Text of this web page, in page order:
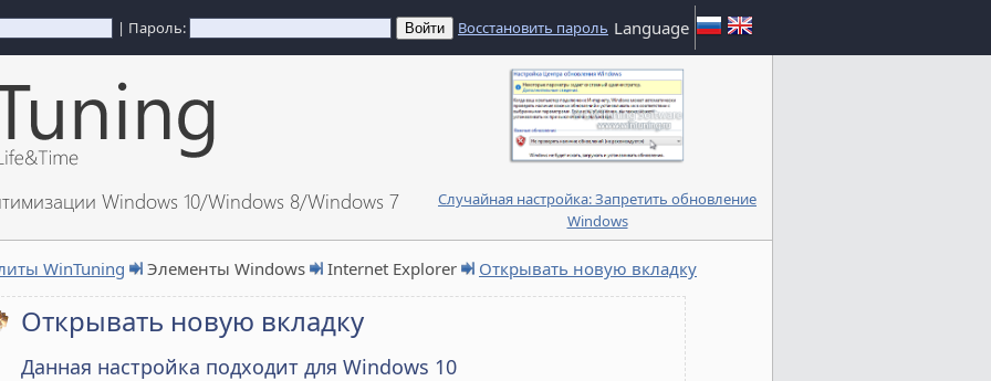
| Пароль: Восстановить пароль Language
Windows 10/Windows 8/Windows 7
Случайная настройка: Запретить обновление
Windows
WinTuning Элементы Windows Internet Explorer Открывать новую вкладку
Открывать новую вкладку
Данная настройка подходит для Windows 10